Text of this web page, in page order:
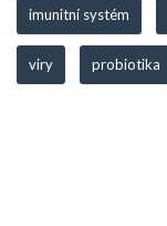
imunitní systém
viry probiotika